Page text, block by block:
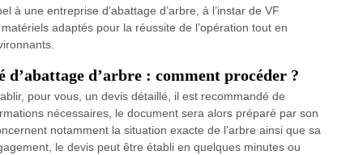
à une entreprise d’abattage d’arbre, à l’instar de VF
adaptés pour la réussite de l’opération tout en
d’arbre : comment procéder ?
pour vous, un devis détaillé, il est recommandé de
nécessaires, le document sera alors préparé par son
notamment la situation exacte de l’arbre ainsi que sa
le devis peut être établi en quelques minutes ou